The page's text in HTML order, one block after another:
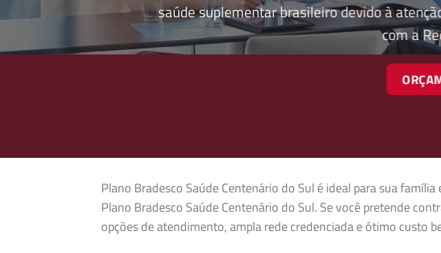
saúde suplementar brasileiro devido à
com a
Plano Bradesco Saúde Centenário do Sul é ideal para sua
Plano Bradesco Saúde Centenário do Sul. Se você pretende
opções de atendimento, ampla rede credenciada e ótimo custo